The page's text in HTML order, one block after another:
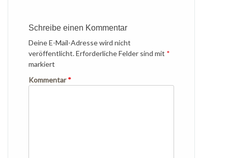
Schreibe einen Kommentar
Deine E-Mail-Adresse wird nicht
veröffentlicht.Erforderliche Felder sind mit *
markiert
Kommentar*